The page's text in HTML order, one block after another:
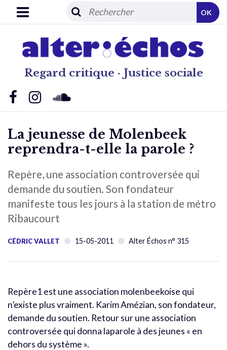
Regard critique · Justice sociale
OK
La jeunesse de Molenbeek
reprendra-t-elle la parole ?
Repère, une association controversée qui
demande du soutien. Son fondateur
manifeste tous les jours à la station de métro
Ribaucourt
CÉDRIC VALLET 15-05-2011 Alter Échos n° 315
Repère1 est une association molenbeekoise qui
n’existe plus vraiment. Karim Amézian, son fondateur,
demande du soutien. Retour sur une association
controversée qui donna laparole à des jeunes « en
dehors du système ».